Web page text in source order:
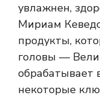
увлажнен,
Мириам
продукты,
головы —
обрабатывает
некоторые